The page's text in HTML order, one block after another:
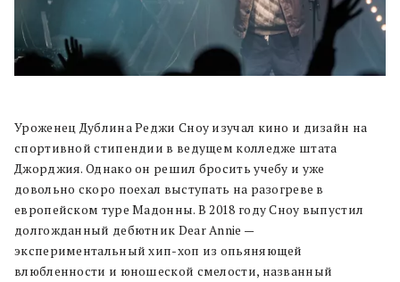
Уроженец Дублина Реджи Сноу изучал кино и дизайн на
спортивной стипендии в ведущем колледже штата
Джорджия. Однако он решил бросить учебу и уже
довольно скоро поехал выступать на разогреве в
европейском туре Мадонны. В 2018 году Сноу выпустил
долгожданный дебютник Dear Annie —
экспериментальный хип-хоп из опьяняющей
влюбленности и юношеской смелости, названный